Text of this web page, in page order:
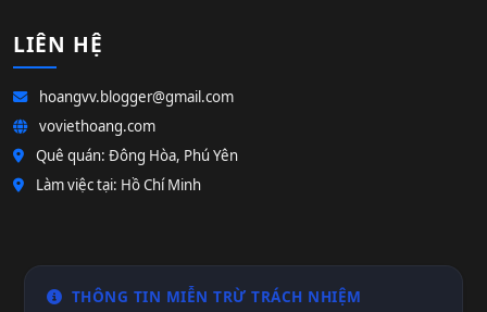
LIÊN HỆ
hoangvv.blogger@gmail.com
voviethoang.com
Quê quán: Đông Hòa, Phú Yên
Làm việc tại: Hồ Chí Minh
THÔNG TIN MIỄN TRỪ TRÁCH NHIỆM